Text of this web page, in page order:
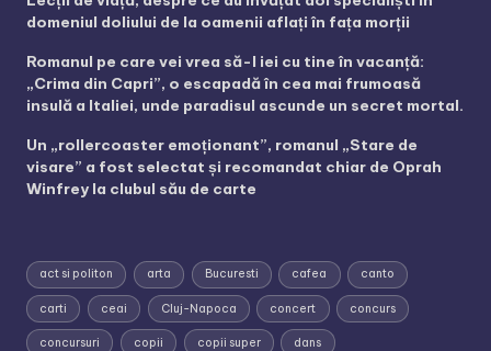
domeniul doliului de la oamenii aflați în fața morții
Romanul pe care vei vrea să-l iei cu tine în vacanță:
„Crima din Capri”, o escapadă în cea mai frumoasă
insulă a Italiei, unde paradisul ascunde un secret mortal.
Un „rollercoaster emoționant”, romanul „Stare de
visare” a fost selectat și recomandat chiar de Oprah
Winfrey la clubul său de carte
act si politon arta Bucuresti cafea canto
carti ceai Cluj-Napoca concert concurs
concursuri copii copii super dans